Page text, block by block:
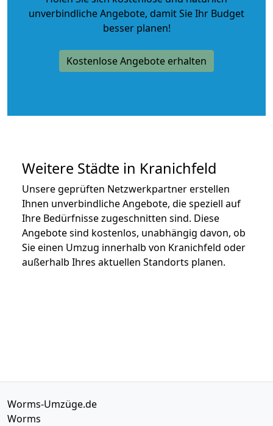
unverbindliche Angebote, damit Sie Ihr Budget
besser planen!
Kostenlose Angebote erhalten
Weitere Städte in Kranichfeld
Unsere geprüften Netzwerkpartner erstellen
Ihnen unverbindliche Angebote, die speziell auf
Ihre Bedürfnisse zugeschnitten sind. Diese
Angebote sind kostenlos, unabhängig davon, ob
Sie einen Umzug innerhalb von Kranichfeld oder
außerhalb Ihres aktuellen Standorts planen.
Worms-Umzüge.de
Worms